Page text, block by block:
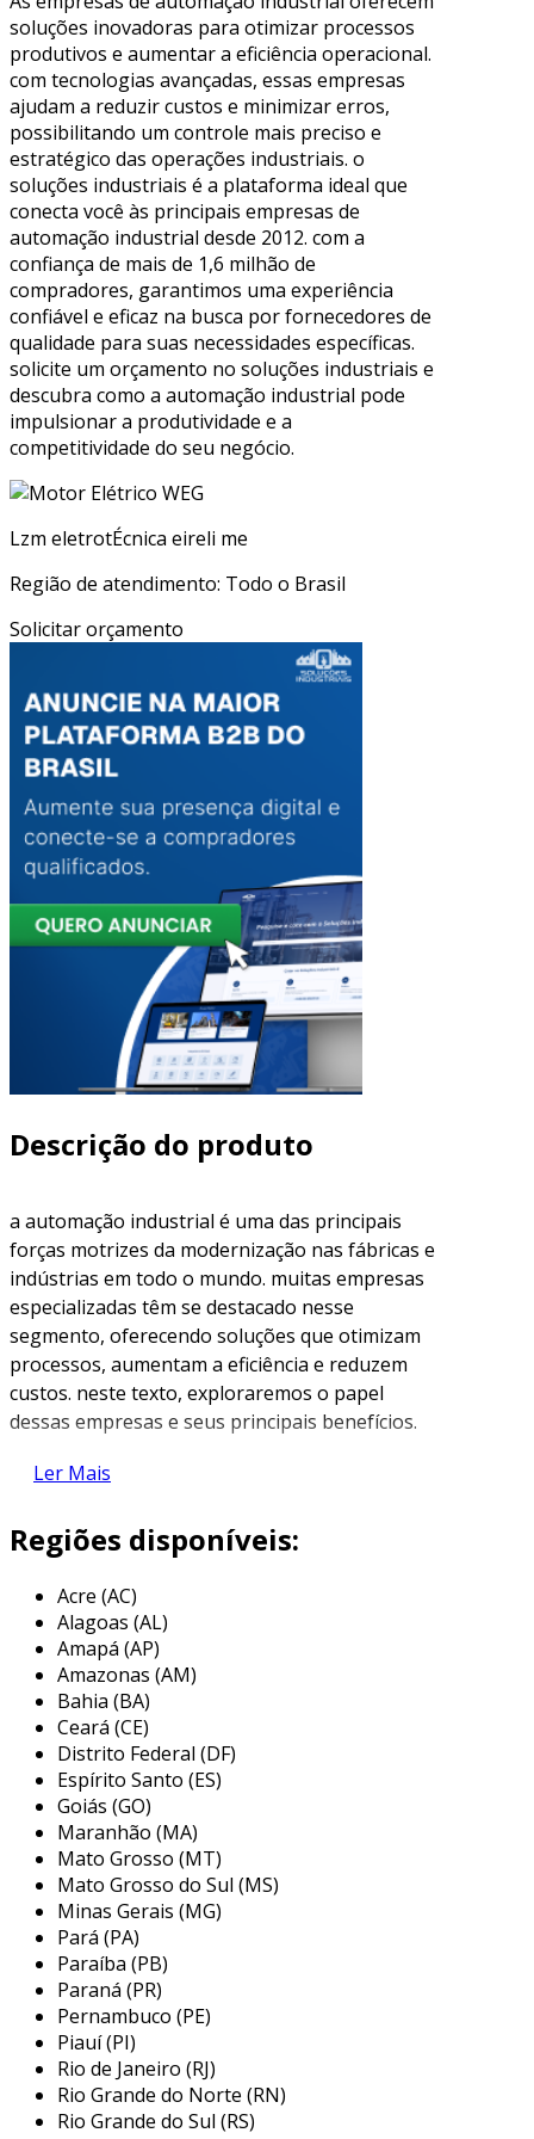
soluções inovadoras para otimizar processos
produtivos e aumentar a eficiência operacional.
com tecnologias avançadas, essas empresas
ajudam a reduzir custos e minimizar erros,
possibilitando um controle mais preciso e
estratégico das operações industriais. o
soluções industriais é a plataforma ideal que
conecta você às principais empresas de
automação industrial desde 2012. com a
confiança de mais de 1,6 milhão de
compradores, garantimos uma experiência
confiável e eficaz na busca por fornecedores de
qualidade para suas necessidades específicas.
solicite um orçamento no soluções industriais e
descubra como a automação industrial pode
impulsionar a produtividade e a
competitividade do seu negócio.
Lzm eletrotÉcnica eireli me
Região de atendimento: Todo o Brasil
Solicitar orçamento
Descrição do produto
a automação industrial é uma das principais
forças motrizes da modernização nas fábricas e
indústrias em todo o mundo. muitas empresas
especializadas têm se destacado nesse
segmento, oferecendo soluções que otimizam
processos, aumentam a eficiência e reduzem
custos. neste texto, exploraremos o papel
dessas empresas e seus principais benefícios.
o que é automação industrial?
tecnologias como sistemas de controle,
monitorar processos de produção. o objetivo é
minimizar a intervenção humana,
proporcionando maior precisão e
repetibilidade nas operações.
além do mais, a automação permite uma
integração mais fluida entre diferentes partes
da cadeia produtiva, proporcionando várias
vantagens competitivas.
principais benefícios da automação
industrial
a adoção de soluções de automação traz
múltiplos benefícios para as empresas. entre
os principais, destacam-se:
aumento da eficiência
automatizadas podem operar
continuamente, reduzindo o tempo de
Ler Mais
Regiões disponíveis:
Acre (AC)
Alagoas (AL)
Amapá (AP)
Amazonas (AM)
Bahia (BA)
Ceará (CE)
Distrito Federal (DF)
Espírito Santo (ES)
Goiás (GO)
Maranhão (MA)
Mato Grosso (MT)
Mato Grosso do Sul (MS)
Minas Gerais (MG)
Pará (PA)
Paraíba (PB)
Paraná (PR)
Pernambuco (PE)
Piauí (PI)
Rio de Janeiro (RJ)
Rio Grande do Norte (RN)
Rio Grande do Sul (RS)